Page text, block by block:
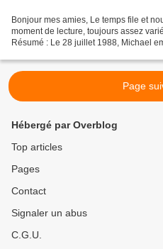
Bonjour mes amies, Le temps file et
moment de lecture, toujours assez
Résumé : Le 28 juillet 1988, Michael
Page
Hébergé par Overblog
Top articles
Pages
Contact
Signaler un abus
C.G.U.